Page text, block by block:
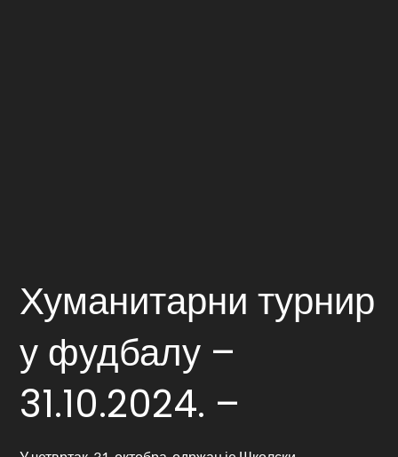
Хуманитарни турнир
у фудбалу –
31.10.2024. –